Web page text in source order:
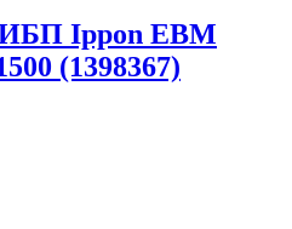
Ippon EBM
(1398367)